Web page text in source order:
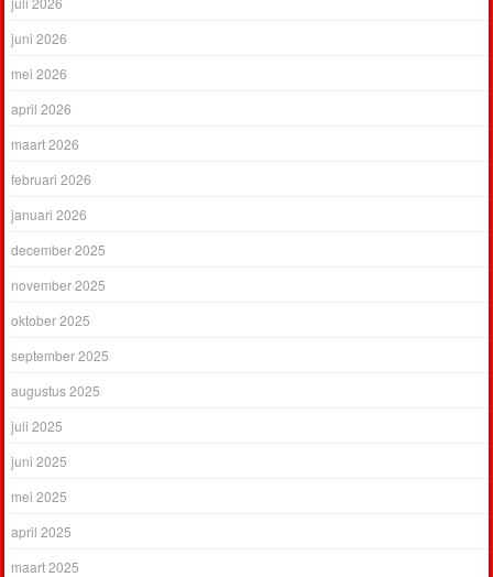
juni 2026
mei 2026
april 2026
maart 2026
februari 2026
januari 2026
december 2025
november 2025
oktober 2025
september 2025
augustus 2025
juli 2025
juni 2025
mei 2025
april 2025
maart 2025